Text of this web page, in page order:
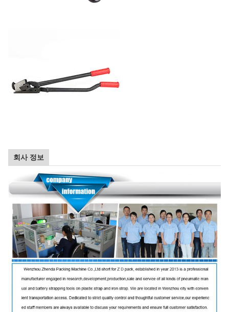
회사 정보